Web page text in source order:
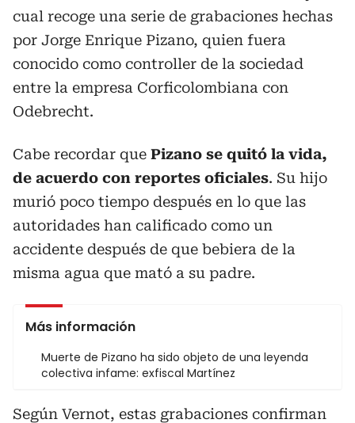
cual recoge una serie de grabaciones hechas
por Jorge Enrique Pizano, quien fuera
conocido como controller de la sociedad
entre la empresa Corficolombiana con
Odebrecht.
Cabe recordar que Pizano se quitó la vida,
de acuerdo con reportes oficiales. Su hijo
murió poco tiempo después en lo que las
autoridades han calificado como un
accidente después de que bebiera de la
misma agua que mató a su padre.
Más información
Muerte de Pizano ha sido objeto de una leyenda
colectiva infame: exfiscal Martínez
Según Vernot, estas grabaciones confirman